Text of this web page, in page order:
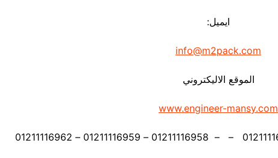
ايميل:
info@m2pack.com
الموقع الاليكتروني
www.engineer-mansy.com